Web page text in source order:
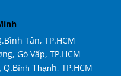
Tân, TP.HCM
Gò Vấp, TP.HCM
Q.Bình Thạnh, TP.HCM